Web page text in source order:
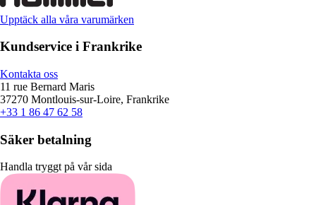
Upptäck alla våra varumärken
Kundservice i Frankrike
Kontakta oss
11 rue Bernard Maris
37270 Montlouis-sur-Loire, Frankrike
+33 1 86 47 62 58
Säker betalning
Handla tryggt på vår sida